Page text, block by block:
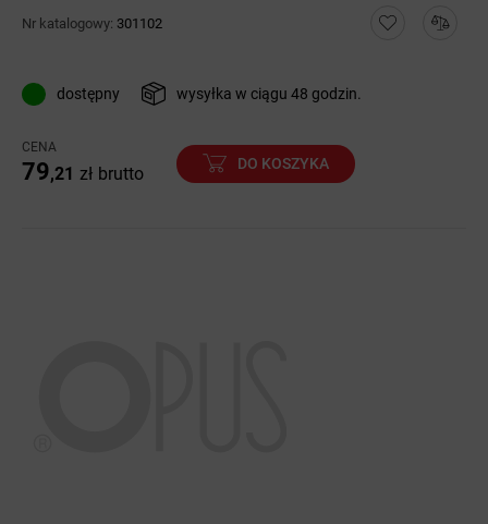
Nr katalogowy: 301102
dostępny wysyłka w ciągu 48 godzin.
CENA
79,21 zł brutto
DO KOSZYKA